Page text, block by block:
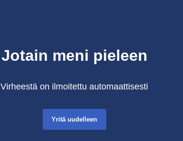
Jotain meni pieleen
Virheestä on ilmoitettu automaattisesti
Yritä uudelleen